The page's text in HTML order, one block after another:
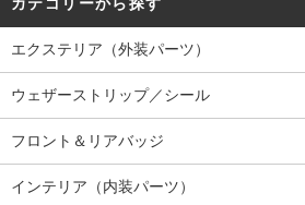
エクステリア（外装パーツ）
ウェザーストリップ／シール
フロント＆リアバッジ
インテリア（内装パーツ）